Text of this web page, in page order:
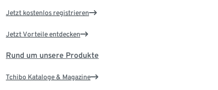
Jetzt kostenlos registrieren
Jetzt Vorteile entdecken
Rund um unsere Produkte
Tchibo Kataloge & Magazine